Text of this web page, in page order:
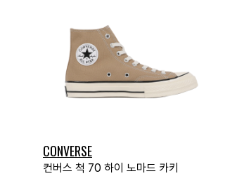
CONVERSE
컨버스 척 70 하이 노마드 카키